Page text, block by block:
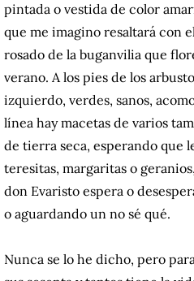
pintada o vestida de color
que me imagino resaltará con
rosado de la buganvilia que
verano. A los pies de los
izquierdo, verdes, sanos,
línea hay macetas de varios
de tierra seca, esperando que
teresitas, margaritas o
don Evaristo espera o
o aguardando un no sé qué.
Nunca se lo he dicho, pero